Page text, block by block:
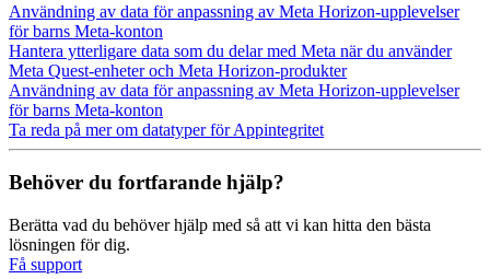
Användning av data för anpassning av Meta Horizon-upplevelser
för barns Meta-konton
Hantera ytterligare data som du delar med Meta när du använder
Meta Quest-enheter och Meta Horizon-produkter
Användning av data för anpassning av Meta Horizon-upplevelser
för barns Meta-konton
Ta reda på mer om datatyper för Appintegritet
Behöver du fortfarande hjälp?
Berätta vad du behöver hjälp med så att vi kan hitta den bästa
lösningen för dig.
Få support